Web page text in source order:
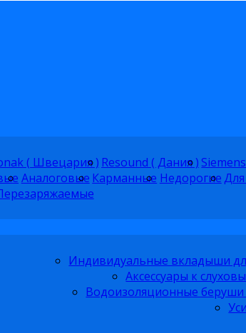
( Швецария ) Resound ( Дания )
Аналоговые Карманные Недорогие
Индивидуальные вкладыши
Аксессуары к
Водоизоляционные беруши